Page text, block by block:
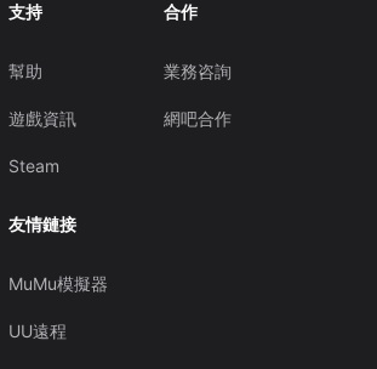
支持
幫助
遊戲資訊
Steam
合作
業務咨詢
網吧合作
友情鏈接
MuMu模擬器
UU遠程